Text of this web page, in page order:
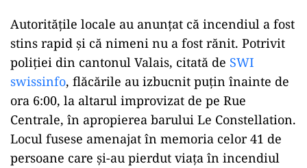
Autoritățile locale au anunțat că incendiul a fost
stins rapid și că nimeni nu a fost rănit. Potrivit
poliției din cantonul Valais, citată de SWI
swissinfo, flăcările au izbucnit puțin înainte de
ora 6:00, la altarul improvizat de pe Rue
Centrale, în apropierea barului Le Constellation.
Locul fusese amenajat în memoria celor 41 de
persoane care și-au pierdut viața în incendiul